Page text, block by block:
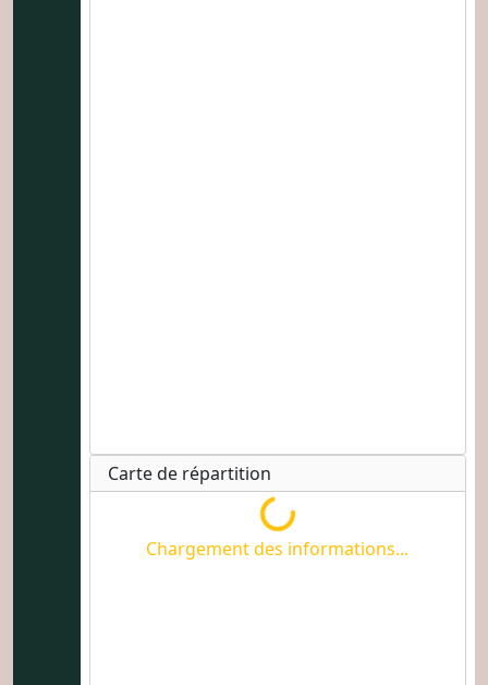
Carte de répartition
Chargement des informations...